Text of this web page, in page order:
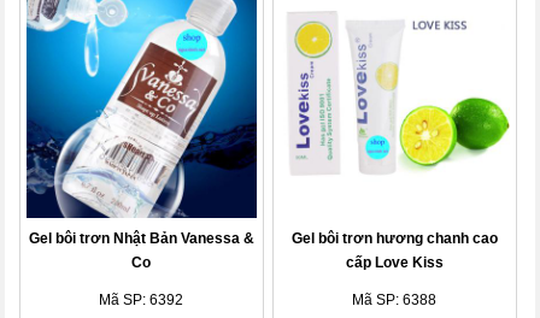
Gel bôi trơn Nhật Bản Vanessa &
Co
Mã SP: 6392
Gel bôi trơn hương chanh cao
cấp Love Kiss
Mã SP: 6388